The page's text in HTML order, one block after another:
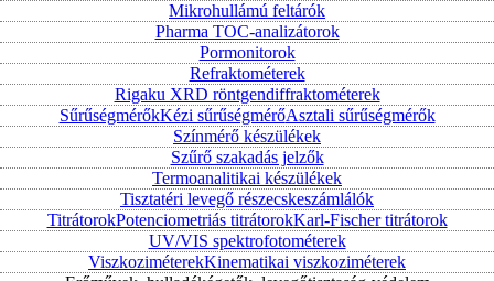
Mikrohullámú feltárók
Pharma TOC-analizátorok
Pormonitorok
Refraktométerek
Rigaku XRD röntgendiffraktométerek
SűrűségmérőkKézi sűrűségmérőAsztali sűrűségmérők
Színmérő készülékek
Szűrő szakadás jelzők
Termoanalitikai készülékek
Tisztatéri levegő részecskeszámlálók
TitrátorokPotenciometriás titrátorokKarl-Fischer titrátorok
UV/VIS spektrofotométerek
ViszkoziméterekKinematikai viszkoziméterek